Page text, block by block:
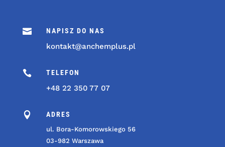
 NAPISZ DO NAS
kontakt@anchemplus.pl
 TELEFON
+48 22 350 77 07
 ADRES
ul. Bora-Komorowskiego 56
03-982 Warszawa